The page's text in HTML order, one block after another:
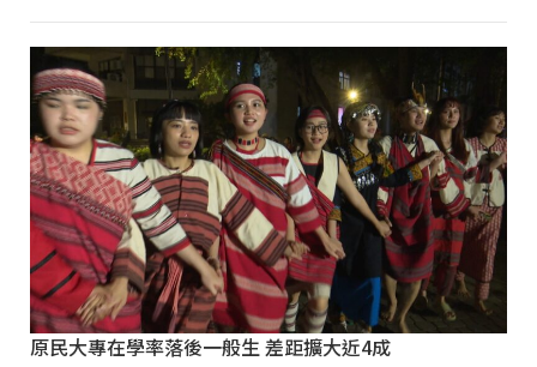
原民大專在學率落後一般生 差距擴大近4成